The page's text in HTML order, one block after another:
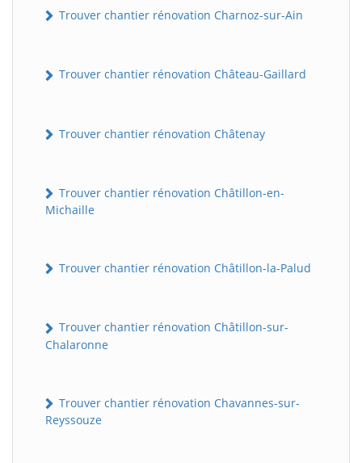
Trouver chantier rénovation Charnoz-sur-Ain
Trouver chantier rénovation Château-Gaillard
Trouver chantier rénovation Châtenay
Trouver chantier rénovation Châtillon-en-
Michaille
Trouver chantier rénovation Châtillon-la-Palud
Trouver chantier rénovation Châtillon-sur-
Chalaronne
Trouver chantier rénovation Chavannes-sur-
Reyssouze